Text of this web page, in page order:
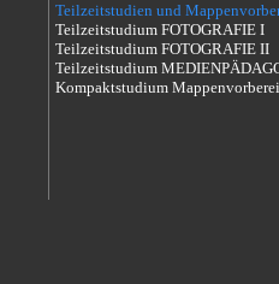
Teilzeitstudien und
Teilzeitstudium FOTOGRAFIE I
Teilzeitstudium FOTOGRAFIE II
Teilzeitstudium
Kompaktstudium